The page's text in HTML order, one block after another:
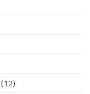
(12)